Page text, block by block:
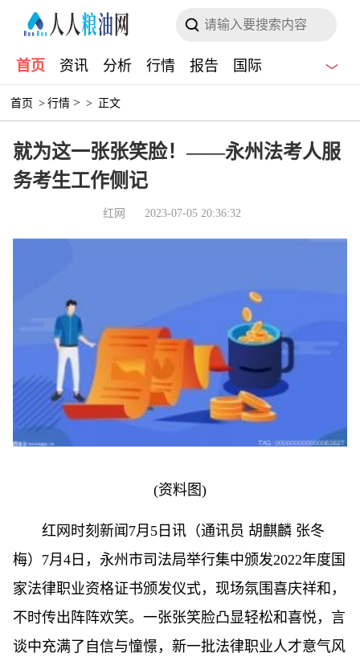
首页 资讯 分析 行情 报告 国际
首页 > 行情 > > 正文
就为这一张张笑脸！——永州法考人服
务考生工作侧记
红网 2023-07-05 20:36:32
(资料图)
红网时刻新闻7月5日讯（通讯员 胡麒麟 张冬
梅）7月4日，永州市司法局举行集中颁发2022年度国
家法律职业资格证书颁发仪式，现场氛围喜庆祥和，
不时传出阵阵欢笑。一张张笑脸凸显轻松和喜悦，言
谈中充满了自信与憧憬，新一批法律职业人才意气风